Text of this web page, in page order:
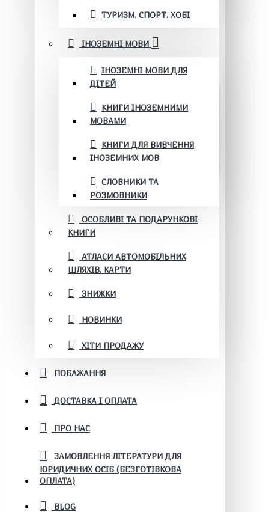
ТУРИЗМ. СПОРТ. ХОБІ
ІНОЗЕМНІ МОВИ
ІНОЗЕМНІ МОВИ ДЛЯ
ДІТЕЙ
КНИГИ ІНОЗЕМНИМИ
МОВАМИ
КНИГИ ДЛЯ ВИВЧЕННЯ
ІНОЗЕМНИХ МОВ
СЛОВНИКИ ТА
РОЗМОВНИКИ
ОСОБЛИВІ ТА ПОДАРУНКОВІ
КНИГИ
АТЛАСИ АВТОМОБІЛЬНИХ
ШЛЯХІВ. КАРТИ
ЗНИЖКИ
НОВИНКИ
ХІТИ ПРОДАЖУ
ПОБАЖАННЯ
ДОСТАВКА І ОПЛАТА
ПРО НАС
ЗАМОВЛЕННЯ ЛІТЕРАТУРИ ДЛЯ
ЮРИДИЧНИХ ОСІБ (БЕЗГОТІВКОВА
ОПЛАТА)
BLOG